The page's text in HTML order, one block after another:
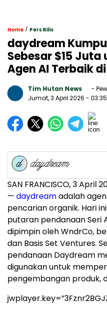
Home / Pers Rilis
daydream
Sebesar $15
Agen AI Terbaik
Tim Hutan News
-
Jumat, 3 April 2026 -
SAN FRANCISCO,3 April
— daydreamadalah
pencarian organik. Hari
putaran pendanaan Seri
dipimpin oleh WndrCo,
dan Basis Set Ventures.
pendanaan Daydream
digunakan untuk
pengembangan produk,